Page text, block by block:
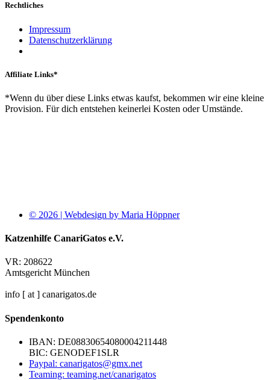
Rechtliches
Impressum
Datenschutzerklärung
Affiliate Links*
*Wenn du über diese Links etwas kaufst, bekommen wir eine kleine
Provision. Für dich entstehen keinerlei Kosten oder Umstände.
© 2026 | Webdesign by Maria Höppner
Katzenhilfe CanariGatos e.V.
VR: 208622
Amtsgericht München
info [ at ] canarigatos.de
Spendenkonto
IBAN: DE08830654080004211448
BIC: GENODEF1SLR
Paypal: canarigatos@gmx.net
Teaming: teaming.net/canarigatos